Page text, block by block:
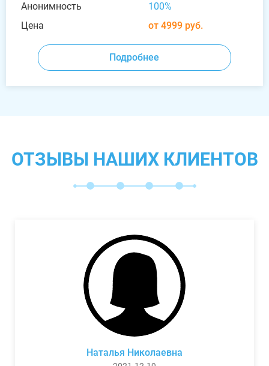
Анонимность
100%
Цена
от 4999 руб.
Подробнее
ОТЗЫВЫ НАШИХ КЛИЕНТОВ
Наталья Николаевна